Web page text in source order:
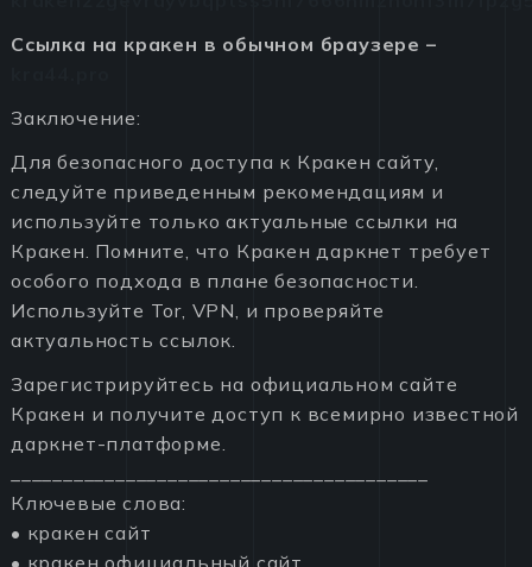
Ссылка на кракен в обычном браузере –
Заключение:
Для безопасного доступа к Кракен сайту,
следуйте приведенным рекомендациям и
используйте только актуальные ссылки на
Кракен. Помните, что Кракен даркнет требует
особого подхода в плане безопасности.
Используйте Tor, VPN, и проверяйте
актуальность ссылок.
Зарегистрируйтесь на официальном сайте
Кракен и получите доступ к всемирно известной
даркнет-платформе.
Ключевые слова:
• кракен сайт
• кракен официальный сайт